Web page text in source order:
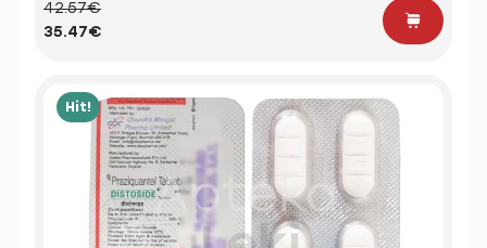
42.57€
35.47€
Hit!